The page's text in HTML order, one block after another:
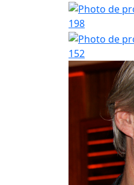
198
152